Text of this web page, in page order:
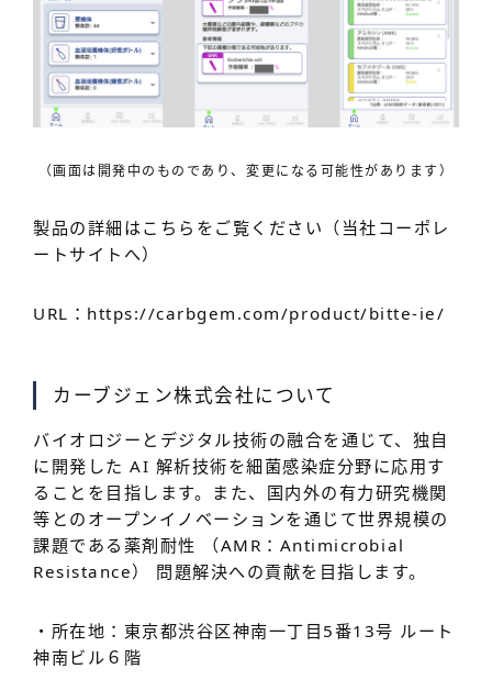
（画面は開発中のものであり、変更になる可能性があります）
製品の詳細はこちらをご覧ください（当社コーポレ
ートサイトへ）
URL：https://carbgem.com/product/bitte-ie/
カーブジェン株式会社について
バイオロジーとデジタル技術の融合を通じて、独自
に開発した AI 解析技術を細菌感染症分野に応用す
ることを目指します。また、国内外の有力研究機関
等とのオープンイノベーションを通じて世界規模の
課題である薬剤耐性 （AMR：Antimicrobial
Resistance） 問題解決への貢献を目指します。
・所在地：東京都渋谷区神南一丁目5番13号 ルート
神南ビル６階